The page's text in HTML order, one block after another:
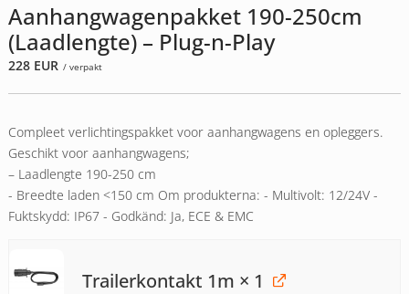
Aanhangwagenpakket 190-250cm
(Laadlengte) – Plug-n-Play
228 EUR / verpakt
Compleet verlichtingspakket voor aanhangwagens en opleggers.
Geschikt voor aanhangwagens;
– Laadlengte 190-250 cm
- Breedte laden <150 cm Om produkterna: - Multivolt: 12/24V -
Fuktskydd: IP67 - Godkänd: Ja, ECE & EMC
Trailerkontakt 1m × 1